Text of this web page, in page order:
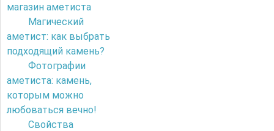
магазин аметиста
Магический
аметист: как выбрать
подходящий камень?
Фотографии
аметиста: камень,
которым можно
любоваться вечно!
Свойства